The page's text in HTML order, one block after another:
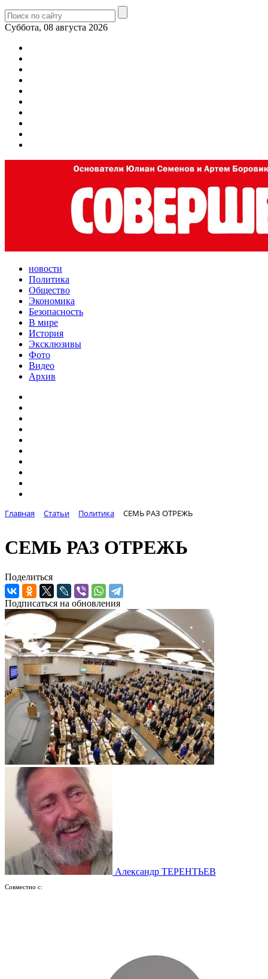
Суббота, 08 августа 2026
новости
Политика
Общество
Экономика
Безопасность
В мире
История
Эксклюзивы
Фото
Видео
Архив
Главная Статьи Политика СЕМЬ РАЗ ОТРЕЖЬ
СЕМЬ РАЗ ОТРЕЖЬ
Поделиться
Подписаться на обновления
Александр ТЕРЕНТЬЕВ
Совместно с: